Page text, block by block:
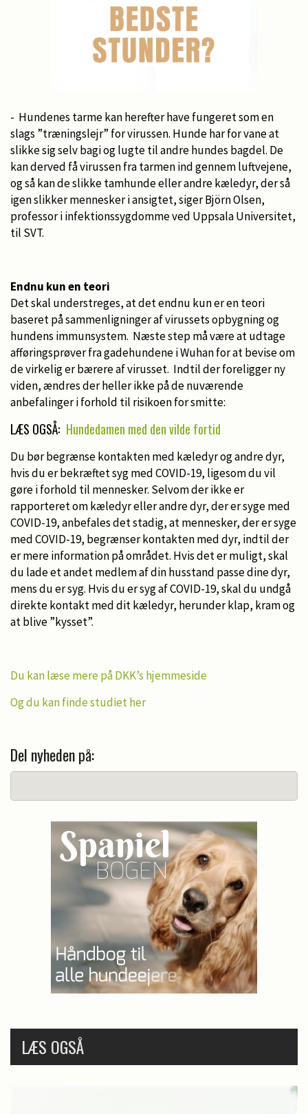
- Hundenes tarme kan herefter have fungeret som en
slags ”træningslejr” for virussen. Hunde har for vane at
slikke sig selv bagi og lugte til andre hundes bagdel. De
kan derved få virussen fra tarmen ind gennem luftvejene,
og så kan de slikke tamhunde eller andre kæledyr, der så
igen slikker mennesker i ansigtet, siger Björn Olsen,
professor i infektionssygdomme ved Uppsala Universitet,
til SVT.
Endnu kun en teori
Det skal understreges, at det endnu kun er en teori
baseret på sammenligninger af virussets opbygning og
hundens immunsystem. Næste step må være at udtage
afføringsprøver fra gadehundene i Wuhan for at bevise om
de virkelig er bærere af virusset. Indtil der foreligger ny
viden, ændres der heller ikke på de nuværende
anbefalinger i forhold til risikoen for smitte:
LÆS OGSÅ: Hundedamen med den vilde fortid
Du bør begrænse kontakten med kæledyr og andre dyr,
hvis du er bekræftet syg med COVID-19, ligesom du vil
gøre i forhold til mennesker. Selvom der ikke er
rapporteret om kæledyr eller andre dyr, der er syge med
COVID-19, anbefales det stadig, at mennesker, der er syge
med COVID-19, begrænser kontakten med dyr, indtil der
er mere information på området. Hvis det er muligt, skal
du lade et andet medlem af din husstand passe dine dyr,
mens du er syg. Hvis du er syg af COVID-19, skal du undgå
direkte kontakt med dit kæledyr, herunder klap, kram og
at blive ”kysset”.
Du kan læse mere på DKK’s hjemmeside
Og du kan finde studiet her
Del nyheden på:
LÆS OGSÅ